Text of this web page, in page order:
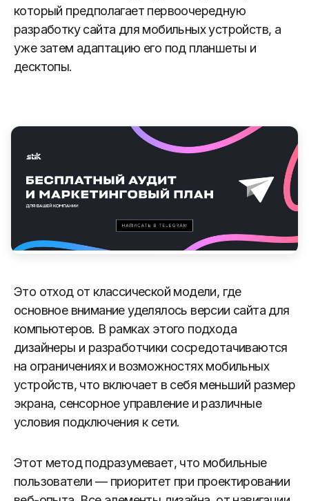
который предполагает первоочередную
разработку сайта для мобильных устройств, а
уже затем адаптацию его под планшеты и
десктопы.
Это отход от классической модели, где
основное внимание уделялось версии сайта для
компьютеров. В рамках этого подхода
дизайнеры и разработчики сосредотачиваются
на ограничениях и возможностях мобильных
устройств, что включает в себя меньший размер
экрана, сенсорное управление и различные
условия подключения к сети.
Этот метод подразумевает, что мобильные
пользователи — приоритет при проектировании